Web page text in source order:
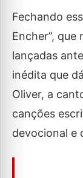
Fechando
Encher”,
lançadas
inédita que
Oliver, a
canções
devocional e